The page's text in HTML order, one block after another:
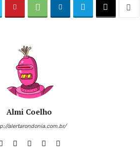
Almi Coelho
alertarondonia.com.br/